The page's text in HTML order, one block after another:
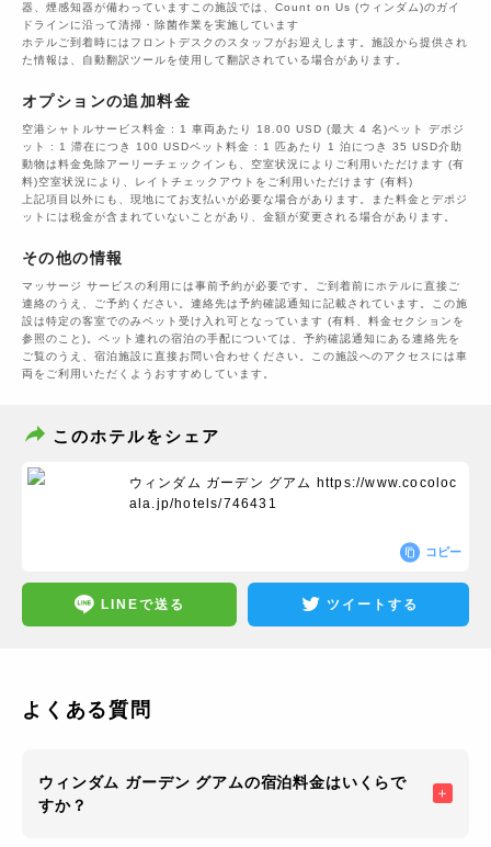
器、煙感知器が備わっていますこの施設では、Count on Us (ウィンダム)のガイ
ドラインに沿って清掃・除菌作業を実施しています
ホテルご到着時にはフロントデスクのスタッフがお迎えします。施設から提供され
た情報は、自動翻訳ツールを使用して翻訳されている場合があります。
オプションの追加料金
空港シャトルサービス料金 : 1 車両あたり 18.00 USD (最大 4 名)ペット デポジ
ット : 1 滞在につき 100 USDペット料金 : 1 匹あたり 1 泊につき 35 USD介助
動物は料金免除アーリーチェックインも、空室状況によりご利用いただけます (有
料)空室状況により、レイトチェックアウトをご利用いただけます (有料)
上記項目以外にも、現地にてお支払いが必要な場合があります。また料金とデポジ
ットには税金が含まれていないことがあり、金額が変更される場合があります。
その他の情報
マッサージ サービスの利用には事前予約が必要です。ご到着前にホテルに直接ご
連絡のうえ、ご予約ください。連絡先は予約確認通知に記載されています。この施
設は特定の客室でのみペット受け入れ可となっています (有料、料金セクションを
参照のこと)。ペット連れの宿泊の手配については、予約確認通知にある連絡先を
ご覧のうえ、宿泊施設に直接お問い合わせください。この施設へのアクセスには車
両をご利用いただくようおすすめしています。
このホテルをシェア
ウィンダム ガーデン グアム https://www.cocoloc
ala.jp/hotels/746431
コピー
LINEで送る ツイートする
よくある質問
ウィンダム ガーデン グアムの宿泊料金はいくらで
すか？